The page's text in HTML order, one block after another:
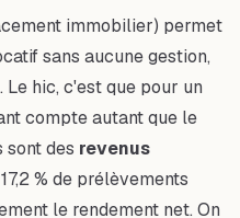
immobilier) permet
sans aucune gestion,
hic, c'est que pour un
compte autant que le
sont des revenus
% de prélèvements
le rendement net. On